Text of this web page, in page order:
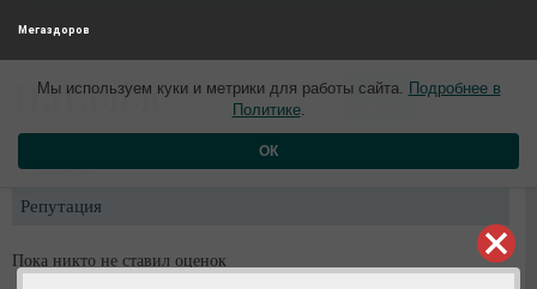
Мегаздоров
Мы используем куки и метрики для работы сайта. Подробнее в
Политике.
ОК
Наталья5 лет назад 0
0
Профиль
Репутация
Пока никто не ставил оценок